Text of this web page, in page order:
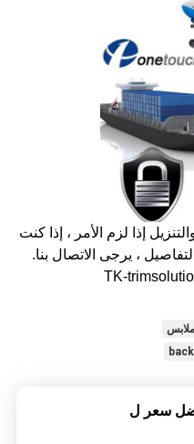
إذا لزم الأمر ، إذا كنت
، يرجى الاتصال بنا.
TK-
سعر ل